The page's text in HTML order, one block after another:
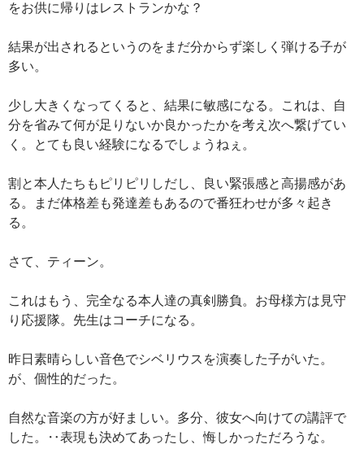
をお供に帰りはレストランかな？
結果が出されるというのをまだ分からず楽しく弾ける子が
多い。
少し大きくなってくると、結果に敏感になる。これは、自
分を省みて何が足りないか良かったかを考え次へ繋げてい
く。とても良い経験になるでしょうねぇ。
割と本人たちもピリピリしだし、良い緊張感と高揚感があ
る。まだ体格差も発達差もあるので番狂わせが多々起き
る。
さて、ティーン。
これはもう、完全なる本人達の真剣勝負。お母様方は見守
り応援隊。先生はコーチになる。
昨日素晴らしい音色でシベリウスを演奏した子がいた。
が、個性的だった。
自然な音楽の方が好ましい。多分、彼女へ向けての講評で
した。‥表現も決めてあったし、悔しかっただろうな。